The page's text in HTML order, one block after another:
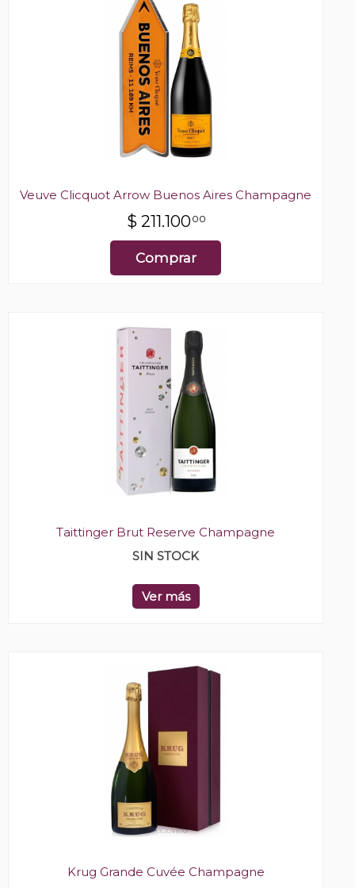
Veuve Clicquot Arrow Buenos Aires Champagne
$ 211.10000
Comprar
Taittinger Brut Reserve Champagne
SIN STOCK
Ver más
Krug Grande Cuvée Champagne